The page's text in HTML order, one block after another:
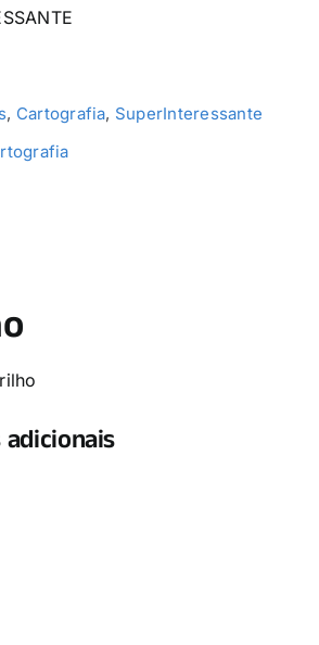
, Cartografia, SuperInteressante